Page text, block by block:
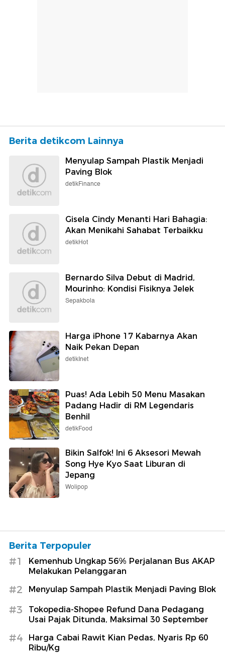
Berita detikcom Lainnya
Menyulap Sampah Plastik Menjadi
Paving Blok
detikFinance
Gisela Cindy Menanti Hari Bahagia:
Akan Menikahi Sahabat Terbaikku
detikHot
Bernardo Silva Debut di Madrid,
Mourinho: Kondisi Fisiknya Jelek
Sepakbola
Harga iPhone 17 Kabarnya Akan
Naik Pekan Depan
detikInet
Puas! Ada Lebih 50 Menu Masakan
Padang Hadir di RM Legendaris
Benhil
detikFood
Bikin Salfok! Ini 6 Aksesori Mewah
Song Hye Kyo Saat Liburan di
Jepang
Wolipop
Berita Terpopuler
#1
Kemenhub Ungkap 56% Perjalanan Bus AKAP
Melakukan Pelanggaran
#2 Menyulap Sampah Plastik Menjadi Paving Blok
#3
Tokopedia-Shopee Refund Dana Pedagang
Usai Pajak Ditunda, Maksimal 30 September
#4
Harga Cabai Rawit Kian Pedas, Nyaris Rp 60
Ribu/Kg